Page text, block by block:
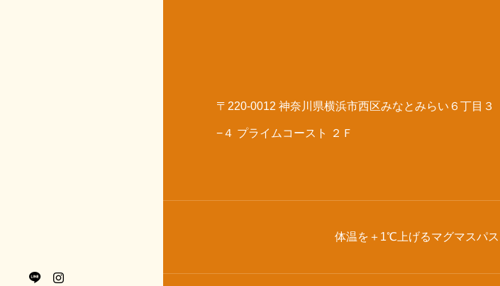
〒220-0012 神奈川県横浜市西区みなとみらい６丁目３
−４ プライムコースト ２Ｆ
体温を＋1℃上げるマグマスパス